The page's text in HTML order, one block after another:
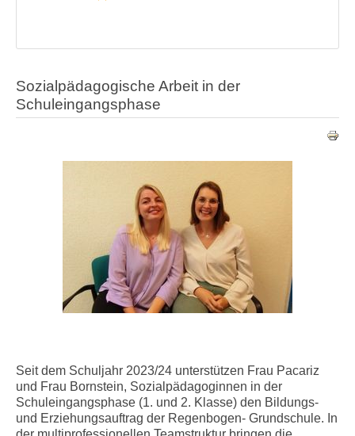
Sozialpädagogische Arbeit in der
Schuleingangsphase
Seit dem Schuljahr 2023/24 unterstützen Frau Pacariz
und Frau Bornstein, Sozialpädagoginnen in der
Schuleingangsphase (1. und 2. Klasse) den Bildungs-
und Erziehungsauftrag der Regenbogen- Grundschule. In